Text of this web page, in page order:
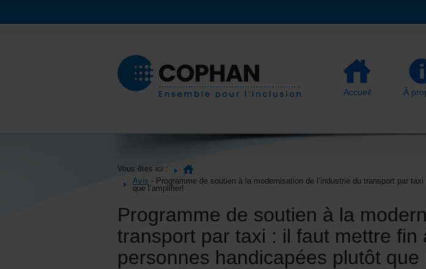
Accueil À
Vous êtes ici :
Avis - Programme de soutien à la modernisation de l’industrie du transport par
que l’amplifier!
Programme de soutien à la
transport par taxi : il faut mettre
personnes handicapées plutôt que